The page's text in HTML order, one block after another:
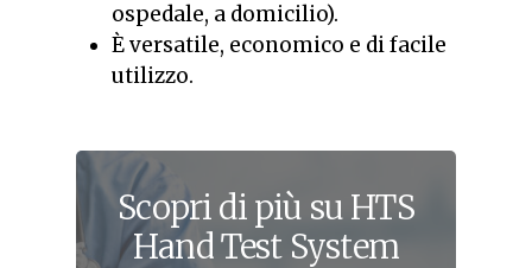
ospedale, a domicilio).
È versatile, economico e di facile
utilizzo.
Scopri di più su HTS
HandTest System